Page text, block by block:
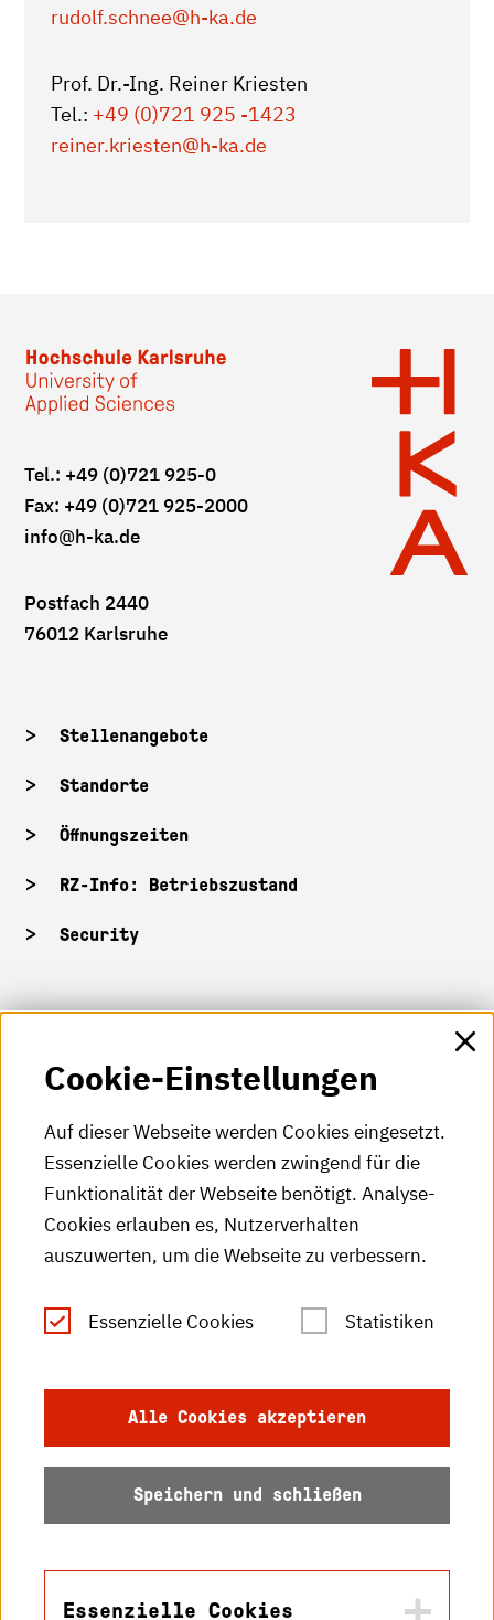
rudolf.schnee@h-ka.de
Prof. Dr.-Ing. Reiner Kriesten
Tel.: +49 (0)721 925 -1423
reiner.kriesten@h-ka.de
Tel.: +49 (0)721 925-0
Fax: +49 (0)721 925-2000
info@h-ka.de
Postfach 2440
76012 Karlsruhe
Stellenangebote
Standorte
Öffnungszeiten
RZ-Info: Betriebszustand
Security
HKA-Shop
HKA-Videos
HKA-Podcast
HKA-Publikationen
RSS-Feed
Leichte Sprache
Datenschutz
Barrierefreiheit
Cookie-Einstellungen
Auf dieser Webseite werden Cookies eingesetzt.
Essenzielle Cookies werden zwingend für die
Funktionalität der Webseite benötigt. Analyse-
Cookies erlauben es, Nutzerverhalten
auszuwerten, um die Webseite zu verbessern.
Essenzielle Cookies Statistiken
Alle Cookies akzeptieren
Speichern und schließen
Essenzielle Cookies